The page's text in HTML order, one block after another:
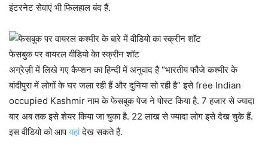
इंटरनेट सेवाएं भी फिलहाल बंद हैं.
फेसबुक पर वायरल वीडियो केा स्क्रीन शॉट
अग्रेज़ी में लिखे गए कैप्शन का हिन्दी में अनुवाद है “भारतीय फौजे कश्मीर के
बांदीपुरा में लोगों के घर जला रही हैं और दुनिया सो रही है” इसे free Indian
occupied Kashmir नाम के फेसबुक पेज ने पोस्ट किया है. 7 हजार से ज्यादा
बार अब तक इसे शेयर किया जा चुका है. 22 लाख से ज्यादा लोग इसे देख चुके हैं.
इस वीडियो को आपयहांदेख सकते हैं.